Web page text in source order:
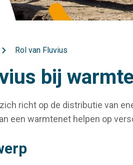
Rol van Fluvius
bij
richt op de distributie van
een warmtenet helpen op